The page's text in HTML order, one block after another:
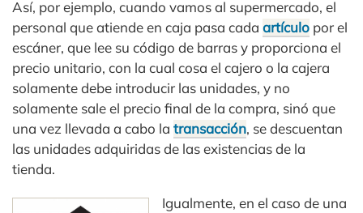
Así, por ejemplo, cuando vamos al supermercado, el
personal que atiende en caja pasa cada artículo por el
escáner, que lee su código de barras y proporciona el
precio unitario, con la cual cosa el cajero o la cajera
solamente debe introducir las unidades, y no
solamente sale el precio final de la compra, sinó que
una vez llevada a cabo la transacción, se descuentan
las unidades adquiridas de las existencias de la
tienda.
Igualmente, en el caso de una